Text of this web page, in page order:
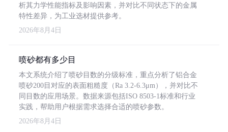
析其力学性能指标及影响因素，并对比不同状态下的金属
特性差异，为工业选材提供参考。
2026年8月4日
喷砂都有多少目
本文系统介绍了喷砂目数的分级标准，重点分析了铝合金
喷砂200目对应的表面粗糙度（Ra 3.2-6.3μm），并对比不
同目数的应用场景。数据来源包括ISO 8503-1标准和行业
实践，帮助用户根据需求选择合适的喷砂参数。
2026年8月4日